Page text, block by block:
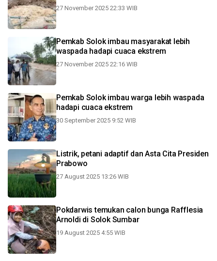
27 November 2025 22:33 WIB
Pemkab Solok imbau masyarakat lebih
waspada hadapi cuaca ekstrem
27 November 2025 22:16 WIB
Pemkab Solok imbau warga lebih waspada
hadapi cuaca ekstrem
30 September 2025 9:52 WIB
Listrik, petani adaptif dan Asta Cita Presiden
Prabowo
27 August 2025 13:26 WIB
Pokdarwis temukan calon bunga Rafflesia
Arnoldi di Solok Sumbar
19 August 2025 4:55 WIB